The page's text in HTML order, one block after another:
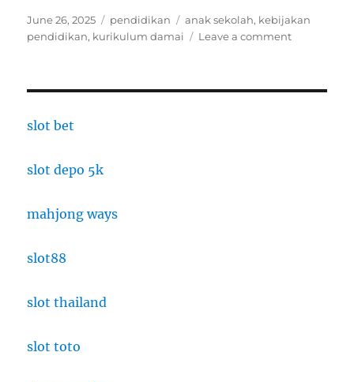
Posted
on
June 26, 2025 Categories
pendidikan Tags
anak sekolah, kebijakan
pendidikan, kurikulum damai Leave a commenton
slot bet
slot depo 5k
mahjong ways
slot88
slot thailand
slot toto